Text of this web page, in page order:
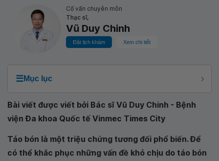
Cố vấn chuyên môn
Thạc sĩ,
Vũ Duy Chinh
Đặt lịch khám Xem chi tiết
☰Mục lục
Bài viết được viết bởi Bác sĩ Vũ Duy Chinh - Bệnh
viện Đa khoa Quốc tế Vinmec Times City
Táo bón là một triệu chứng tương đối phổ biến. Để
có thể khắc phục những vấn đề khó chịu do táo bón